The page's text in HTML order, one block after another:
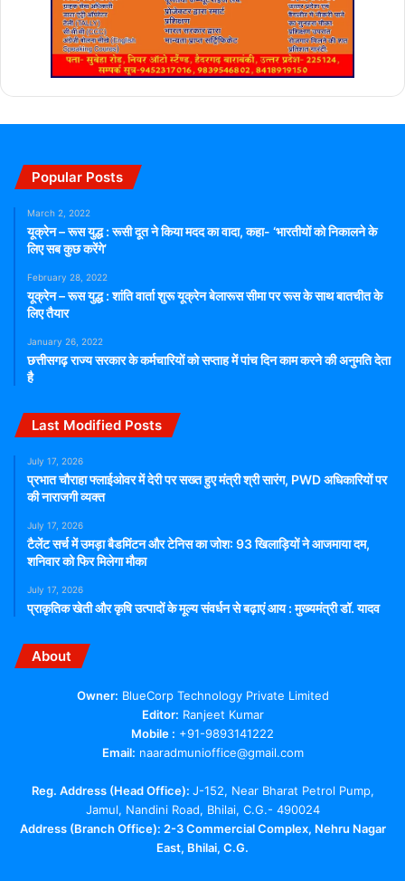
Popular Posts
March 2, 2022
यूक्रेन – रूस युद्ध : रूसी दूत ने किया मदद का वादा, कहा- ‘भारतीयों को निकालने के
लिए सब कुछ करेंगे’
February 28, 2022
यूक्रेन – रूस युद्ध : शांति वार्ता शुरू यूक्रेन बेलारूस सीमा पर रूस के साथ बातचीत के
लिए तैयार
January 26, 2022
छत्तीसगढ़ राज्य सरकार के कर्मचारियों को सप्ताह में पांच दिन काम करने की अनुमति देता
है
Last Modified Posts
July 17, 2026
प्रभात चौराहा फ्लाईओवर में देरी पर सख्त हुए मंत्री श्री सारंग, PWD अधिकारियों पर
की नाराजगी व्यक्त
July 17, 2026
टैलेंट सर्च में उमड़ा बैडमिंटन और टेनिस का जोश: 93 खिलाड़ियों ने आजमाया दम,
शनिवार को फिर मिलेगा मौका
July 17, 2026
प्राकृतिक खेती और कृषि उत्पादों के मूल्य संवर्धन से बढ़ाएं आय : मुख्यमंत्री डॉ. यादव
About
Owner: BlueCorp Technology Private Limited
Editor: Ranjeet Kumar
Mobile : +91-9893141222
Email: naaradmunioffice@gmail.com
Reg. Address (Head Office): J-152, Near Bharat Petrol Pump,
Jamul, Nandini Road, Bhilai, C.G.- 490024
Address (Branch Office): 2-3 Commercial Complex, Nehru Nagar
East, Bhilai, C.G.